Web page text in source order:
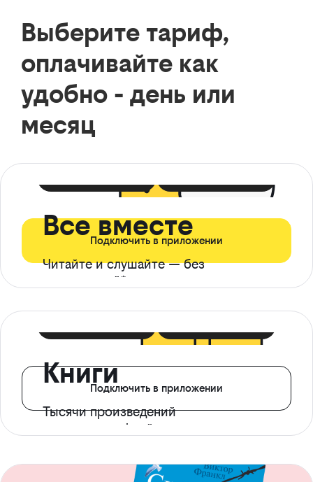
Выберите тариф,
оплачивайте как
удобно - день или
месяц
Все вместе
Читайте и слушайте — без
ограничений*
Подключить в приложении
Книги
Тысячи произведений
с доступом офлайн
Подключить в приложении